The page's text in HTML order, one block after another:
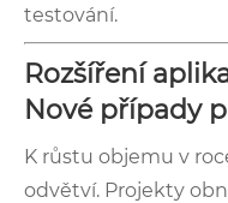
testování.
Rozšíření
Nové případy
K růstu objemu v
odvětví. Projekty